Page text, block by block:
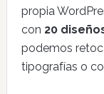
propia
con 20
podemos
tipografías o